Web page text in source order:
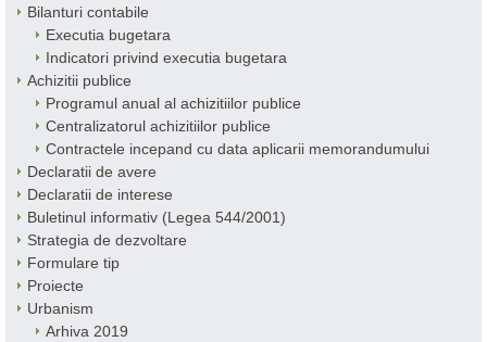
Bilanturi contabile
Executia bugetara
Indicatori privind executia bugetara
Achizitii publice
Programul anual al achizitiilor publice
Centralizatorul achizitiilor publice
Contractele incepand cu data aplicarii memorandumului
Declaratii de avere
Declaratii de interese
Buletinul informativ (Legea 544/2001)
Strategia de dezvoltare
Formulare tip
Proiecte
Urbanism
Arhiva 2019